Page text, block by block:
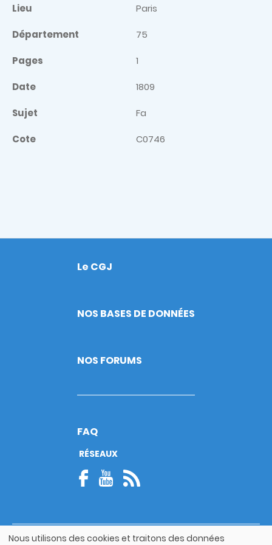
Lieu Paris
Département 75
Pages 1
Date 1809
Sujet Fa
Cote C0746
Footer
Le CGJ
NOS BASES DE DONNÉES
NOS FORUMS
FAQ
RÉSEAUX
© Copyright 2026
Nous utilisons des cookies et traitons des données